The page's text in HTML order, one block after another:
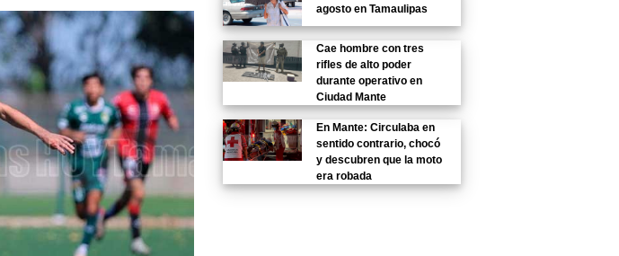
agosto en Tamaulipas
Cae hombre con tres
rifles de alto poder
durante operativo en
Ciudad Mante
En Mante: Circulaba en
sentido contrario, chocó
y descubren que la moto
era robada